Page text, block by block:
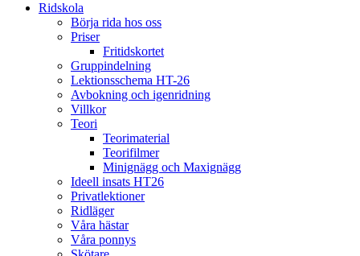
Ridskola
Börja rida hos oss
Priser
Fritidskortet
Gruppindelning
Lektionsschema HT-26
Avbokning och igenridning
Villkor
Teori
Teorimaterial
Teorifilmer
Minignägg och Maxignägg
Ideell insats HT26
Privatlektioner
Ridläger
Våra hästar
Våra ponnys